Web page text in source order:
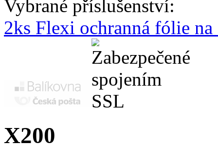
Vybrané příslušenství:
2ks Flexi ochranná fólie
X200